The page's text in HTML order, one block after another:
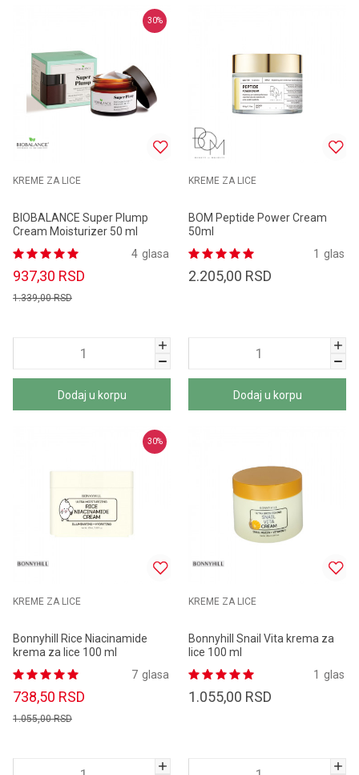
30%
KREME ZA LICE
BIOBALANCE Super Plump
Cream Moisturizer 50 ml
glasa
4
937,30 RSD
1.339,00RSD
Dodaj u korpu
KREME ZA LICE
BOM Peptide Power Cream
50ml
glas
1
2.205,00 RSD
Dodaj u korpu
30%
KREME ZA LICE
Bonnyhill Rice Niacinamide
krema za lice 100 ml
glasa
7
738,50 RSD
1.055,00RSD
KREME ZA LICE
Bonnyhill Snail Vita krema za
lice 100 ml
glas
1
1.055,00 RSD